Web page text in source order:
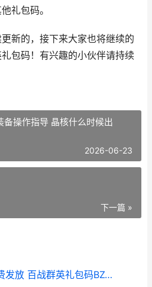
礼包码。
新的，接下来大家也将继续的
包码！有兴趣的小伙伴请持续
备操作指导 晶核什么时候出
2026-06-23
下一篇 »
百战群英礼包码不收费发放 百战群英礼包码BZQY666